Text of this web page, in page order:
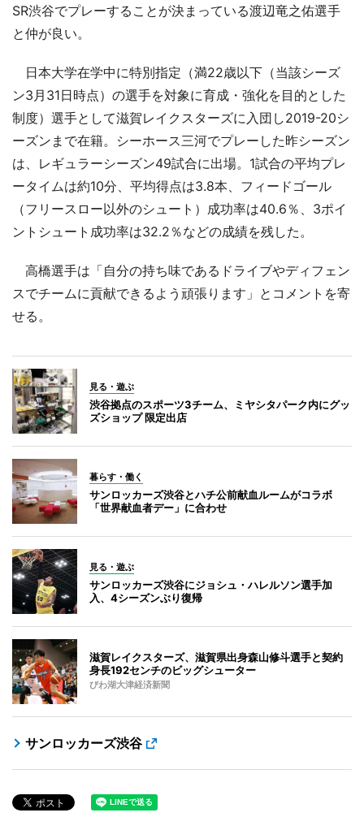
SR渋谷でプレーすることが決まっている渡辺竜之佑選手
と仲が良い。
日本大学在学中に特別指定（満22歳以下（当該シーズ
ン3月31日時点）の選手を対象に育成・強化を目的とした
制度）選手として滋賀レイクスターズに入団し2019-20シ
ーズンまで在籍。シーホース三河でプレーした昨シーズン
は、レギュラーシーズン49試合に出場。1試合の平均プレ
ータイムは約10分、平均得点は3.8本、フィードゴール
（フリースロー以外のシュート）成功率は40.6％、3ポイ
ントシュート成功率は32.2％などの成績を残した。
高橋選手は「自分の持ち味であるドライブやディフェン
スでチームに貢献できるよう頑張ります」とコメントを寄
せる。
見る・遊ぶ
渋谷拠点のスポーツ3チーム、ミヤシタパーク内にグッ
ズショップ 限定出店
暮らす・働く
サンロッカーズ渋谷とハチ公前献血ルームがコラボ
「世界献血者デー」に合わせ
見る・遊ぶ
サンロッカーズ渋谷にジョシュ・ハレルソン選手加
入、4シーズンぶり復帰
滋賀レイクスターズ、滋賀県出身森山修斗選手と契約
身長192センチのビッグシューター
びわ湖大津経済新聞
サンロッカーズ渋谷